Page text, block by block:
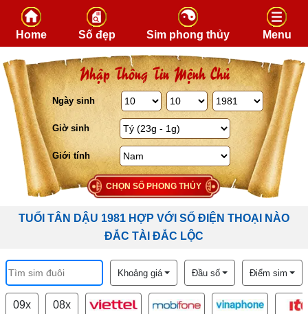
Skip to content
Home Số đẹp Sim phong thủy Menu
Nhập Thông Tin Mệnh Chủ
Ngày sinh
Giờ sinh
Giới tính
CHỌN SỐ PHONG THỦY
TUỔI TÂN DẬU 1981 HỢP VỚI SỐ ĐIỆN THOẠI NÀO
ĐẮC TÀI ĐẮC LỘC
Khoảng giá Đầu số Điểm sim
09x 08x